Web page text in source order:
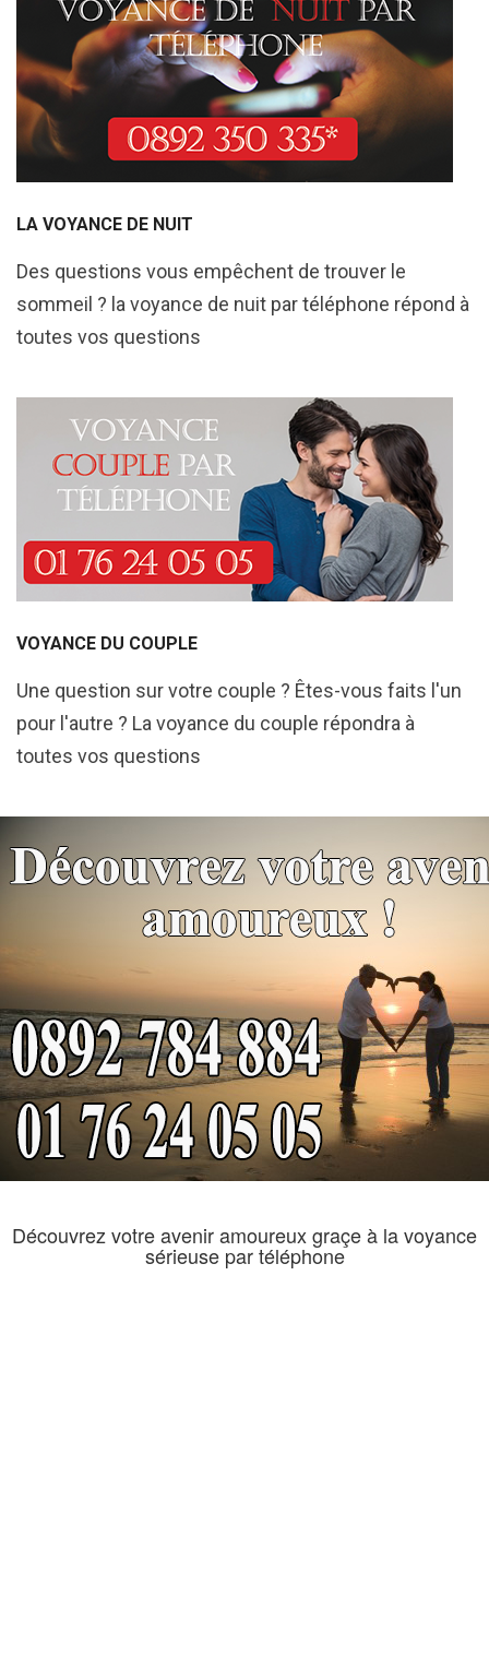
LA VOYANCE DE NUIT
Des questions vous empêchent de trouver le
sommeil ? la voyance de nuit par téléphone répond à
toutes vos questions
VOYANCE DU COUPLE
Une question sur votre couple ? Êtes-vous faits l'un
pour l'autre ? La voyance du couple répondra à
toutes vos questions
Découvrez votre avenir amoureux graçe à la voyance
sérieuse par téléphone